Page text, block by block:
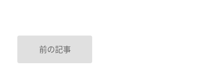
前の記事